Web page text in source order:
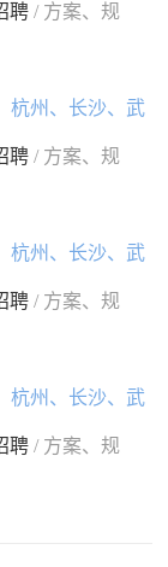
聘/ 方案、规
杭州、长沙、武
聘/ 方案、规
杭州、长沙、武
聘/ 方案、规
杭州、长沙、武
聘/ 方案、规